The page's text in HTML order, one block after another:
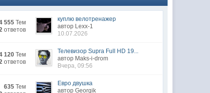
555 Тем
ответов
куплю велотренажер
автор Lexx-1
10.07.2026
120 Тем
ответов
Телевизор Supra Full HD 19...
автор Maks-i-drom
Вчера, 09:56
635 Тем
Евро двушка
автор Georgik